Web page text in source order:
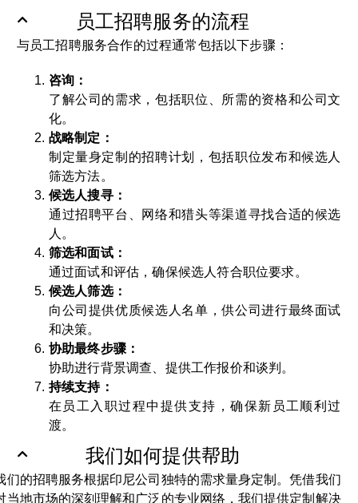
员工招聘服务的流程
与员工招聘服务合作的过程通常包括以下步骤：
咨询：
了解公司的需求，包括职位、所需的资格和公司文
化。
战略制定：
制定量身定制的招聘计划，包括职位发布和候选人
筛选方法。
候选人搜寻：
通过招聘平台、网络和猎头等渠道寻找合适的候选
人。
筛选和面试：
通过面试和评估，确保候选人符合职位要求。
候选人筛选：
向公司提供优质候选人名单，供公司进行最终面试
和决策。
协助最终步骤：
协助进行背景调查、提供工作报价和谈判。
持续支持：
在员工入职过程中提供支持，确保新员工顺利过
渡。
我们如何提供帮助
们的招聘服务根据印尼公司独特的需求量身定制。凭借我们
当地市场的深刻理解和广泛的专业网络，我们提供定制解决